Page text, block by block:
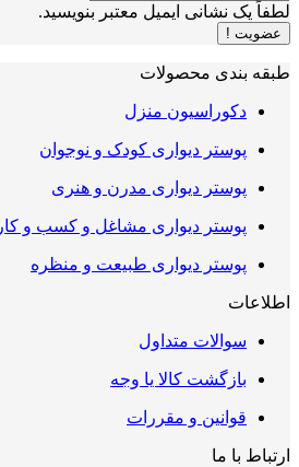
لطفاً یک نشانی ایمیل معتبر بنویسید.
عضویت !
طبقه بندی محصولات
دکوراسیون منزل
پوستر دیواری کودک و نوجوان
پوستر دیواری مدرن و هنری
پوستر دیواری مشاغل و کسب و کار
پوستر دیواری طبیعت و منظره
اطلاعات
سوالات متداول
بازگشت کالا یا وجه
قوانین و مقررات
ارتباط با ما